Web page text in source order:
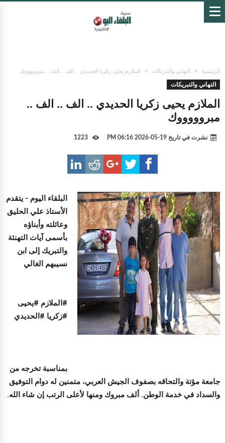
الرئيسية التهاني والتبريكات الملازم يحيى زكريا الحديدي .. الف .. الف .. مبروووووك
التهاني والتبريكات
الملازم يحيى زكريا الحديدي .. الف .. الف ..
مبروووووك
نشرت في تاريخ 19-05-2026 06:16 PM
البلقاء اليوم - يتقدم
الأستاذ علي الحليق
وعائلته وأبناؤه
بأسمى آيات التهنئة
والتبريك إلى ابن
نسيبهم الغالي
#الملازم #يحيى
#زكريا #الحديدي
بمناسبة تخرجه من
جامعة مؤتة والتحاقه بصفوف الجيش العربي، متمنين له دوام التوفيق
والسداد في خدمة الوطن. ألف مبروك ومنها لأعلى الرتب إن شاء الله.